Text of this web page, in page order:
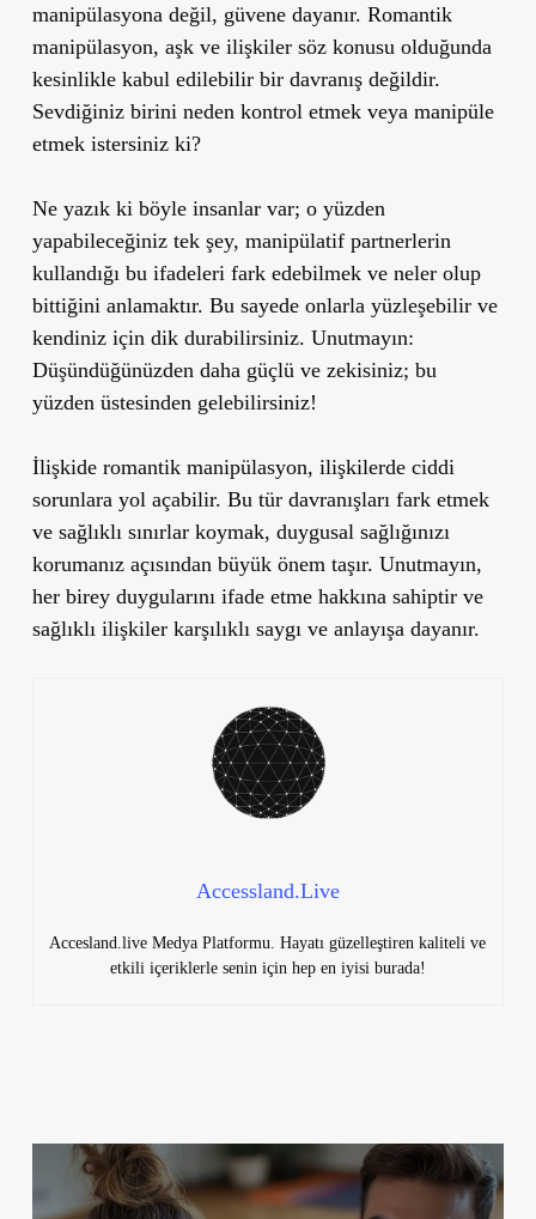
manipülasyona değil, güvene dayanır. Romantik
manipülasyon, aşk ve ilişkiler söz konusu olduğunda
kesinlikle kabul edilebilir bir davranış değildir.
Sevdiğiniz birini neden kontrol etmek veya manipüle
etmek istersiniz ki?
Ne yazık ki böyle insanlar var; o yüzden
yapabileceğiniz tek şey, manipülatif partnerlerin
kullandığı bu ifadeleri fark edebilmek ve neler olup
bittiğini anlamaktır. Bu sayede onlarla yüzleşebilir ve
kendiniz için dik durabilirsiniz. Unutmayın:
Düşündüğünüzden daha güçlü ve zekisiniz; bu
yüzden üstesinden gelebilirsiniz!
İlişkide romantik manipülasyon, ilişkilerde ciddi
sorunlara yol açabilir. Bu tür davranışları fark etmek
ve sağlıklı sınırlar koymak, duygusal sağlığınızı
korumanız açısından büyük önem taşır. Unutmayın,
her birey duygularını ifade etme hakkına sahiptir ve
sağlıklı ilişkiler karşılıklı saygı ve anlayışa dayanır.
Accessland.Live
Accesland.live Medya Platformu. Hayatı güzelleştiren kaliteli ve
etkili içeriklerle senin için hep en iyisi burada!